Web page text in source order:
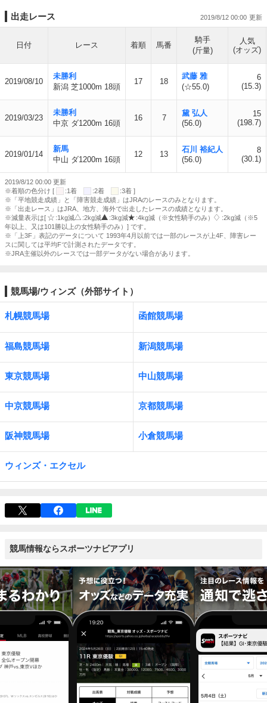
出走レース 2019/8/12 00:00
日付 レース 着順 馬番
騎手
(斤量)
人気
(オッズ)
2019/08/10
未勝利
新潟 芝1000m 18頭
17 18
武藤 雅
(☆55.0)
6
(15.3)
2019/03/23
未勝利
中京 ダ1200m 16頭
16 7
黛 弘人
(56.0)
15
(198.7)
2019/01/14
新馬
中山 ダ1200m 16頭
12 13
石川 裕紀人
(56.0)
8
(30.1)
2019/8/12 00:00 更新
※着順の色分け [
:1着 :2着
:3着 ]
※「平地競走成績」と「障害競走成績」はJRAのレースのみとなります。
※「出走レース」はJRA、地方、海外で出走したレースの成績となります。
※減量表示は[
:1kg減 :2kg減 :3kg減 :4kg減（※女性騎手のみ）
:2kg減（※5
年以上、又は101勝以上の女性騎手のみ）] です。
※「上3F」表記のデータについて 1993年4月以前では一部のレースが上4F、障害レー
スに関しては平均Fで計測されたデータです。
※JRA主催以外のレースでは一部データがない場合があります。
競馬場/ウィンズ（外部サイト）
札幌競馬場 函館競馬場
福島競馬場 新潟競馬場
東京競馬場 中山競馬場
中京競馬場 京都競馬場
阪神競馬場 小倉競馬場
ウィンズ・エクセル
競馬情報ならスポーツナビアプリ